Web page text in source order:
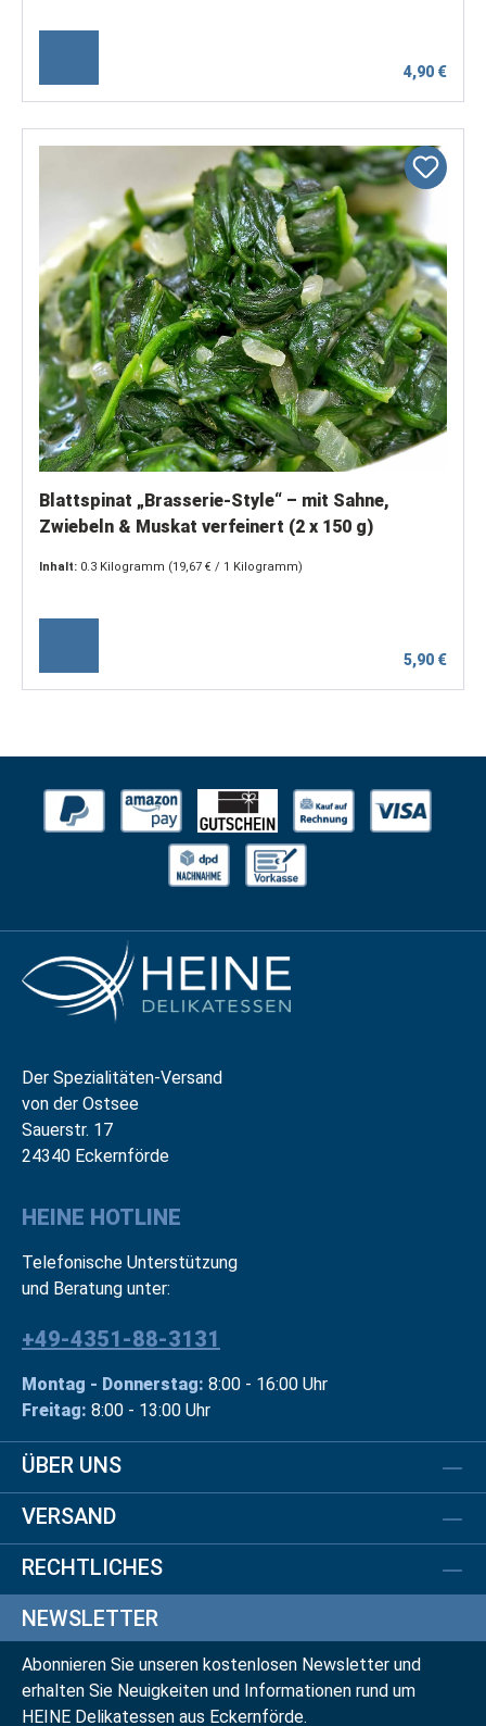
4,90 €
Blattspinat „Brasserie-Style“ – mit Sahne,
Zwiebeln & Muskat verfeinert (2 x 150 g)
Inhalt: 0.3 Kilogramm (19,67 € / 1 Kilogramm)
5,90 €
Der Spezialitäten-Versand
von der Ostsee
Sauerstr. 17
24340 Eckernförde
HEINE HOTLINE
Telefonische Unterstützung
und Beratung unter:
+49-4351-88-3131
Montag - Donnerstag: 8:00 - 16:00 Uhr
Freitag: 8:00 - 13:00 Uhr
ÜBER UNS
VERSAND
RECHTLICHES
NEWSLETTER
Abonnieren Sie unseren kostenlosen Newsletter und
erhalten Sie Neuigkeiten und Informationen rund um
HEINE Delikatessen aus Eckernförde.